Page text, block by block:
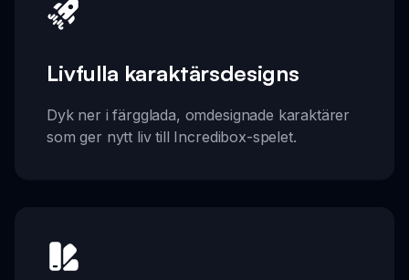
Livfulla karaktärsdesigns
Dyk ner i färgglada, omdesignade karaktärer
som ger nytt liv till Incredibox-spelet.